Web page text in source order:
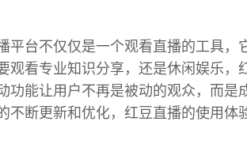
平台不仅仅是一个观看直播的工具
观看专业知识分享，还是休闲娱乐，
功能让用户不再是被动的观众，而
不断更新和优化，红豆直播的使用体